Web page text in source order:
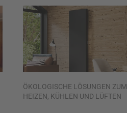
ÖKOLOGISCHE LÖSUNGEN ZUM
HEIZEN, KÜHLEN UND LÜFTEN